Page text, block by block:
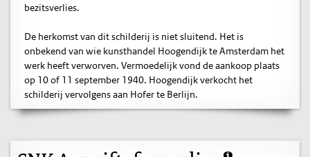
bezitsverlies.
De herkomst van dit schilderij is niet sluitend. Het is
onbekend van wie kunsthandel Hoogendijk te Amsterdam het
werk heeft verworven. Vermoedelijk vond de aankoop plaats
op 10 of 11 september 1940. Hoogendijk verkocht het
schilderij vervolgens aan Hofer te Berlijn.